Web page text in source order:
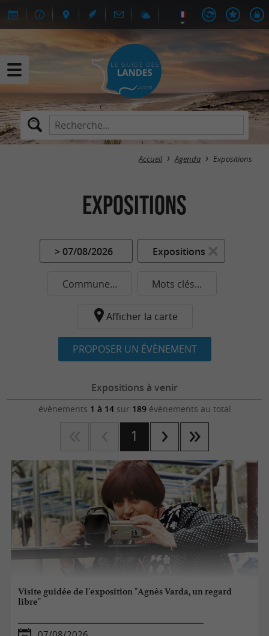
Accueil Agenda Expositions
Expositions
> 07/08/2026 Expositions
Commune... Mots clés...
Afficher la carte
PROPOSER UN ÉVÈNEMENT
Expositions à venir
évènements 1 à 14sur 189évènements au total
1
Visite guidée de l'exposition "Agnès Varda, un regard
libre"